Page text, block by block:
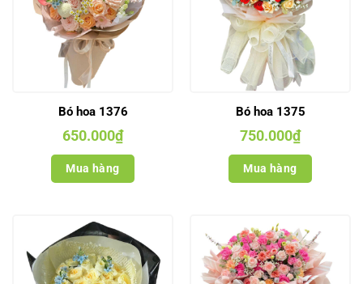
Bó hoa 1376
650.000₫
Mua hàng
Bó hoa 1375
750.000₫
Mua hàng